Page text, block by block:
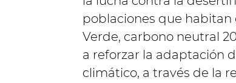
poblaciones que habitan
Verde, carbono neutral
a reforzar la adaptación
climático, a través de la